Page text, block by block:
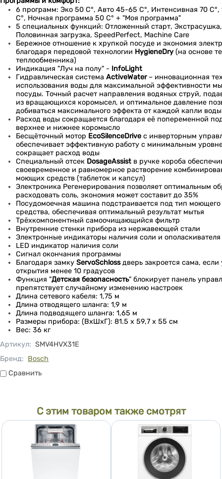
6 программ: Эко 50 C°, Авто 45-65 C°, Интенсивная 70 C°,
C°, Ночная программа 50 C° + "Моя программа"
5 специальных функций: Отложенный старт, Экстрасушка,
Половинная загрузка, SpeedPerfect, Machine Care
Бережное отношение к хрупкой посуде и экономия
благодаря передовой технологии HygieneDry (на основе
теплообменника)
Индикация "Луч на полу" - InfoLight
Гидравлическая система ActiveWater – инновационная
использования воды для максимальной эффективности
посуды. Точный расчет направления водяных струй,
из вращающихся коромысел, и оптимальное давление
добиваться максимального эффекта от каждой капли
Расход воды сокращается благодаря её попеременной
верхнее и нижнее коромысло
Бесщёточный мотор EcoSilenceDrive с инверторным
обеспечивает эффективную работу с минимальным
сокращает расход воды
Специальный отсек DosageAssist в ручке короба
своевременное и равномерное растворение
моющих средств (таблеток и капсул)
Электроника Регенерирования позволяет оптимальным
расходовать соль, экономия может составит до 35%
Посудомоечная машина подстраивается под тип моющего
средства, обеспечивая оптимальный результат мытья
Трёхкомпонентный самоочищающийся фильтр
Внутренние стенки прибора из нержавеющей стали
Электронные индикаторы наличия соли и ополаскивателя
LED индикатор наличия соли
Сигнал окончания программы
Благодаря замкуServoSchlossдверь закроется сама, если
открытия менее 10 градусов
Функция "Детская безопасность" блокирует панель
препятствует случайному изменению настроек
Длина сетевого кабеля: 1,75 м
Длина отводящего шланга: 1,9 м
Длина подводящего шланга: 1,65 м
Размеры прибора: (ВxШxГ): 81.5 x 59,7 x 55 см
Вес: 36 кг
Артикул: SMV4HVX31E
Бренд: Bosch
СравнитьСравнить
С этим товаром также смотрят